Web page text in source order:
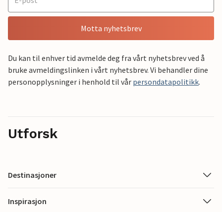
Motta nyhetsbrev
Du kan til enhver tid avmelde deg fra vårt nyhetsbrev ved å
bruke avmeldingslinken i vårt nyhetsbrev. Vi behandler dine
personopplysninger i henhold til vår persondatapolitikk.
Utforsk
Destinasjoner
Inspirasjon